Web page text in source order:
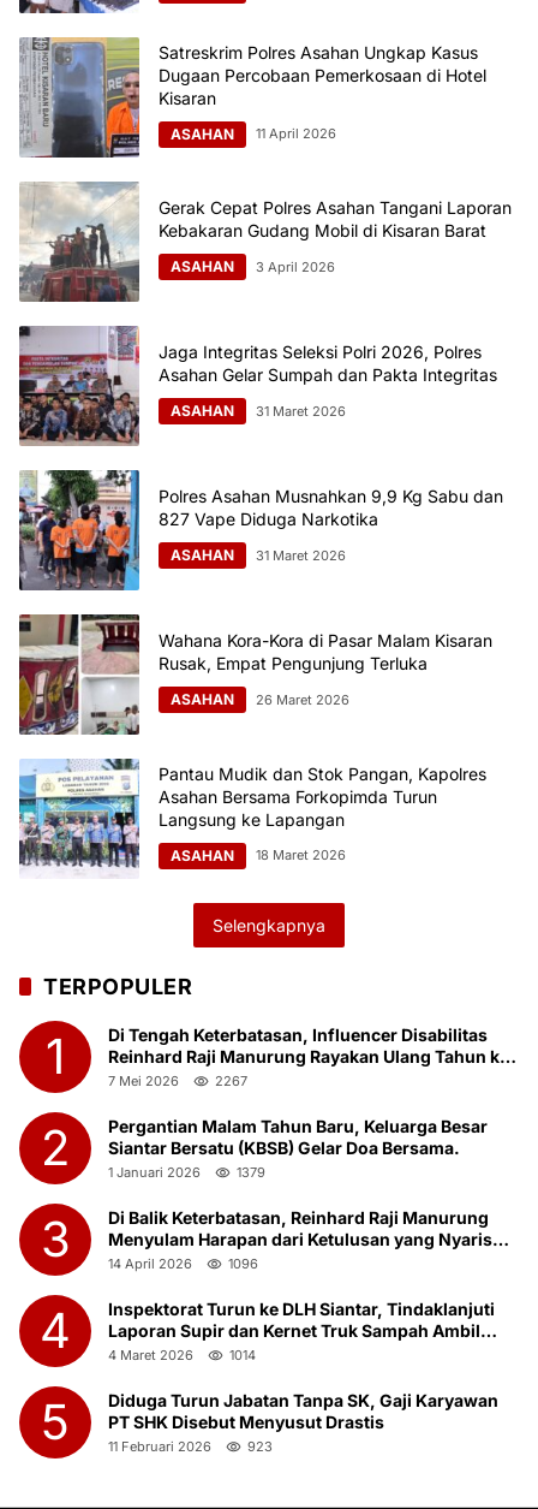
Satreskrim Polres Asahan Ungkap Kasus
Dugaan Percobaan Pemerkosaan di Hotel
Kisaran
ASAHAN 11 April 2026
Gerak Cepat Polres Asahan Tangani Laporan
Kebakaran Gudang Mobil di Kisaran Barat
ASAHAN 3 April 2026
Jaga Integritas Seleksi Polri 2026, Polres
Asahan Gelar Sumpah dan Pakta Integritas
ASAHAN 31 Maret 2026
Polres Asahan Musnahkan 9,9 Kg Sabu dan
827 Vape Diduga Narkotika
ASAHAN 31 Maret 2026
Wahana Kora-Kora di Pasar Malam Kisaran
Rusak, Empat Pengunjung Terluka
ASAHAN 26 Maret 2026
Pantau Mudik dan Stok Pangan, Kapolres
Asahan Bersama Forkopimda Turun
Langsung ke Lapangan
ASAHAN 18 Maret 2026
Selengkapnya
TERPOPULER
1
Di Tengah Keterbatasan, Influencer Disabilitas
Reinhard Raji Manurung Rayakan Ulang Tahun ke-
23 Bersama Anak Panti Asuhan
7 Mei 2026 2267
2
Pergantian Malam Tahun Baru, Keluarga Besar
Siantar Bersatu (KBSB) Gelar Doa Bersama.
1 Januari 2026 1379
3
Di Balik Keterbatasan, Reinhard Raji Manurung
Menyulam Harapan dari Ketulusan yang Nyaris
Terlupakan
14 April 2026 1096
4
Inspektorat Turun ke DLH Siantar, Tindaklanjuti
Laporan Supir dan Kernet Truk Sampah Ambil
Botot Saat Jam Kerja
4 Maret 2026 1014
5
Diduga Turun Jabatan Tanpa SK, Gaji Karyawan
PT SHK Disebut Menyusut Drastis
11 Februari 2026 923